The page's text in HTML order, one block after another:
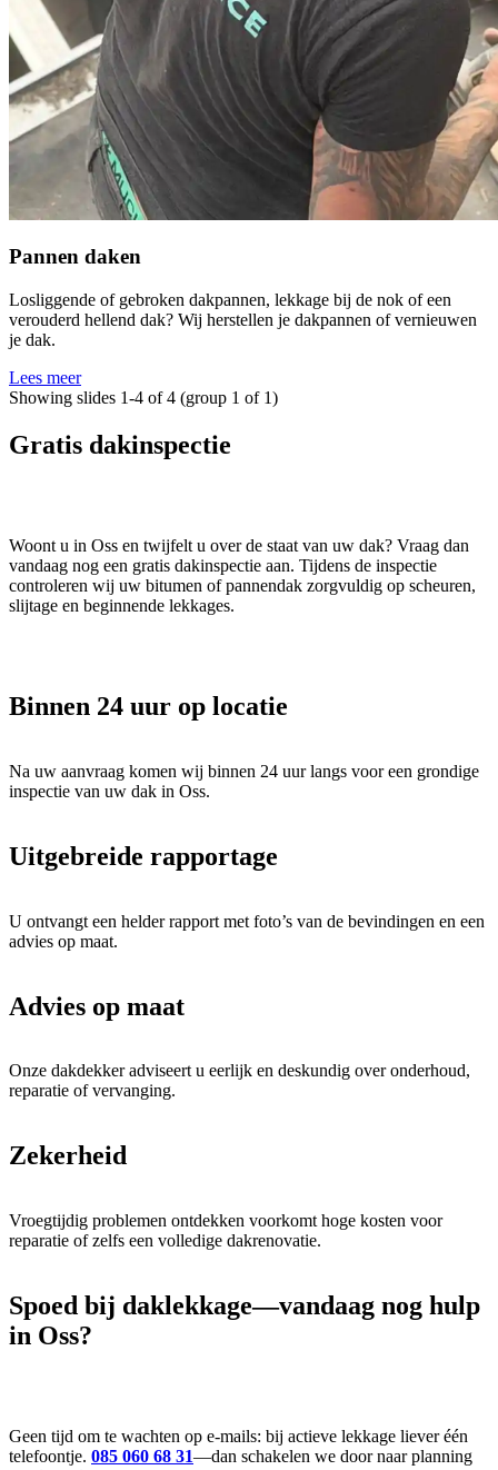
Pannen daken
Losliggende of gebroken dakpannen, lekkage bij de nok of een
verouderd hellend dak? Wij herstellen je dakpannen of vernieuwen
je dak.
Lees meer
Showing slides 1-4 of 4 (group 1 of 1)
Gratis dakinspectie
Woont u in Oss en twijfelt u over de staat van uw dak? Vraag dan
vandaag nog een gratis dakinspectie aan. Tijdens de inspectie
controleren wij uw bitumen of pannendak zorgvuldig op scheuren,
slijtage en beginnende lekkages.
Binnen 24 uur op locatie
Na uw aanvraag komen wij binnen 24 uur langs voor een grondige
inspectie van uw dak in Oss.
Uitgebreide rapportage
U ontvangt een helder rapport met foto’s van de bevindingen en een
advies op maat.
Advies op maat
Onze dakdekker adviseert u eerlijk en deskundig over onderhoud,
reparatie of vervanging.
Zekerheid
Vroegtijdig problemen ontdekken voorkomt hoge kosten voor
reparatie of zelfs een volledige dakrenovatie.
Spoed bij daklekkage—vandaag nog hulp
in Oss?
Geen tijd om te wachten op e-mails: bij actieve lekkage liever één
telefoontje. 085 060 68 31—dan schakelen we door naar planning